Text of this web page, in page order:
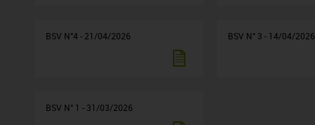
BSV N°4 - 21/04/2026 BSV N° 3 - 14/04/2026
BSV N° 1 - 31/03/2026